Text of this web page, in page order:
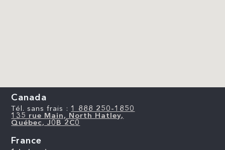
Canada
Tél. sans frais : 1 888 250-1850
135 rue Main, North Hatley,
Québec, J0B 2C0
France